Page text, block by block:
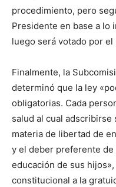
procedimiento, pero
Presidente en base a lo
luego será votado por el
Finalmente, la
determinó que la ley
obligatorias. Cada
salud al cual adscribirse
materia de libertad de
y el deber preferente de
educación de sus
constitucional a la